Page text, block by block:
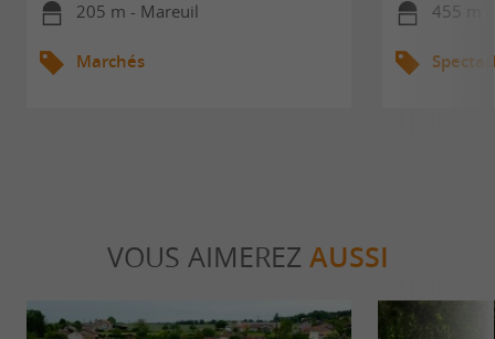
205 m - Mareuil
Marchés
455 m
VOUS AIMEREZ AUSSI